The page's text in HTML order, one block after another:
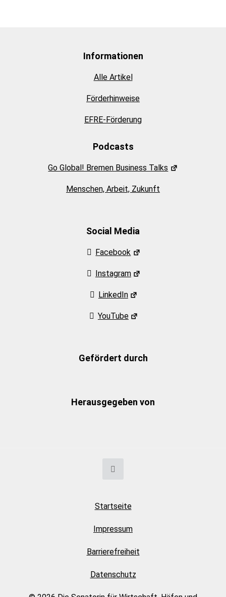
Informationen
Alle Artikel
Förderhinweise
EFRE-Förderung
Podcasts
Go Global! Bremen Business Talks
Menschen, Arbeit, Zukunft
Social Media
Facebook
Instagram
LinkedIn
YouTube
Gefördert durch
Herausgegeben von
Startseite
Impressum
Barrierefreiheit
Datenschutz